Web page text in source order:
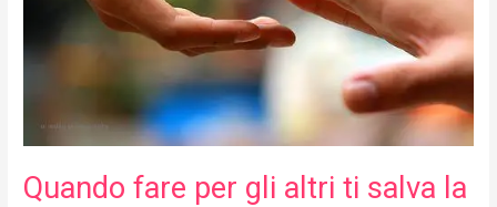
Quando fare per gli altri ti salva la